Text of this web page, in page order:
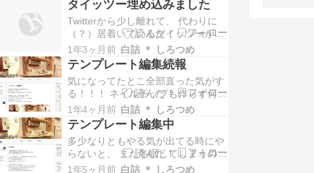
とネイルチップ自体が溶けてしまい
ます。 汚れや粘着剤が残った場合に
はエタノールで拭き取ってくださ
い。 ■ 入浴やプールなど水気の多い
場所のネイ…
タイッツー埋め込みました
Twitterから少し離れて、 代わりに
（？）居着いているタイッツーが、
外部サイトに埋め込めるようになっ
たので、 当ブログにも表示させてみ
ました。 こんな感じ。 ＋続きを読
む
1年3ヶ月前 白詰 ＊ しろつめ
テンプレート編集続報
気になってたとこ全部直った気がす
る！！！ ネイルチップも作らず何を
しているのかと思いつつ、 こつこつ
テンプレートを編集して、 多分気に
なっていたところが全部解決しまし
た！（拍手） 実はこのテンプレート
の編集を始めたのは、 コロナ禍前、
よりも、更にもっと前。 お借りして
1年4ヶ月前 白詰 ＊ しろつめ
テンプレート編集中
多少なりともやる気が出てる時にや
らないと、 また冬眠してしまうの
で、 割と見切り発車で前記事の投稿
1年5ヶ月前 白詰 ＊ しろつめ